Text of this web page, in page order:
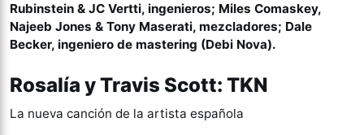
Rubinstein & JC Vertti, ingenieros; Miles Comaskey,
Najeeb Jones & Tony Maserati, mezcladores; Dale
Becker, ingeniero de mastering (Debi Nova).
Rosalía y Travis Scott: TKN
La nueva canción de la artista española